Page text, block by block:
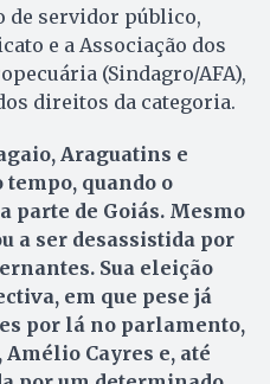
de servidor público,
e a Associação dos
(Sindagro/AFA),
direitos da categoria.
Araguatins e
quando o
parte de Goiás. Mesmo
a ser desassistida por
Sua eleição
em que pese já
por lá no parlamento,
Cayres e, até